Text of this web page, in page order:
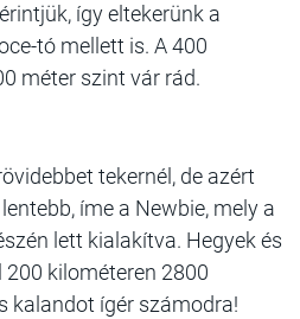
így eltekerünk a
tó mellett is. A 400
méter szint vár rád.
tekernél, de azért
íme a Newbie, mely a
lett kialakítva. Hegyek és
kilométeren 2800
kalandot ígér számodra!